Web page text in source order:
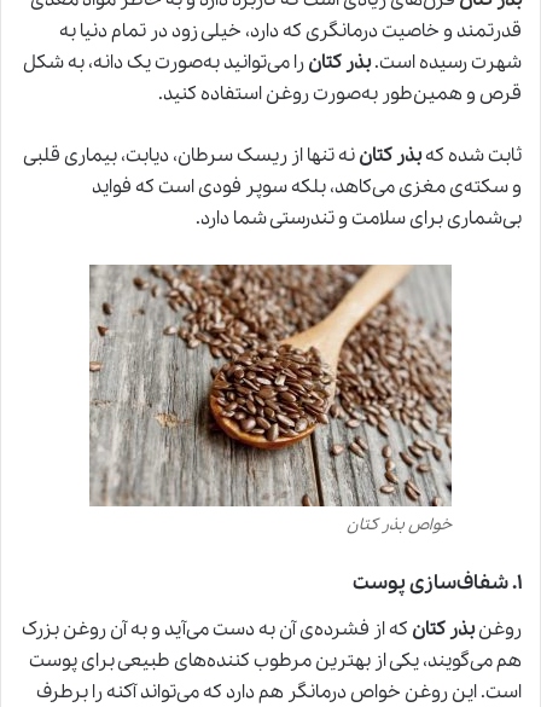
قدرتمند و خاصیت درمانگری که دارد، خیلی زود در تمام دنیا به
شهرت رسیده است.بذر کتانرا می‌توانید به‌صورت یک دانه، به شکل
قرص و همین‌طور به‌صورت روغن استفاده کنید.
ثابت شده کهبذر کتاننه تنها از ریسک سرطان، دیابت، بیماری قلبی
و سکته‌ی مغزی می‌کاهد، بلکه سوپر فودی است که فواید
بی‌شماری برای سلامت و تندرستی شما دارد.
خواص بذر کتان
۱.شفاف‌سازی پوست
روغنبذر کتان که از فشرده‌ی آن به دست می‌آید و به آن روغن بزرک
هم می‌گویند، یکی از بهترین مرطوب کننده‌های طبیعی برای پوست
است. این روغن خواص درمانگر هم دارد که می‌تواند آکنه را برطرف